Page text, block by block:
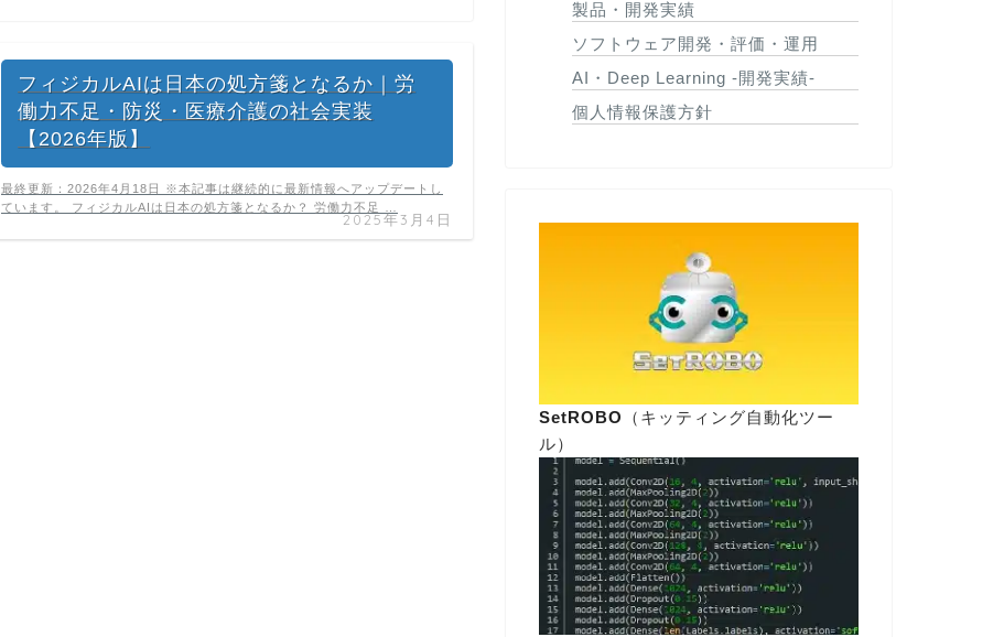
フィジカルAIは日本の処方箋となるか｜労
働力不足・防災・医療介護の社会実装
【2026年版】
2025年3月4日
最終更新：2026年4月18日 ※本記事は継続的に最新情報へアップデートし
ています。 フィジカルAIは日本の処方箋となるか？ 労働力不足 …
製品・開発実績
ソフトウェア開発・評価・運用
AI・Deep Learning -開発実績-
個人情報保護方針
SetROBO
（キッティング自動化ツー
ル）